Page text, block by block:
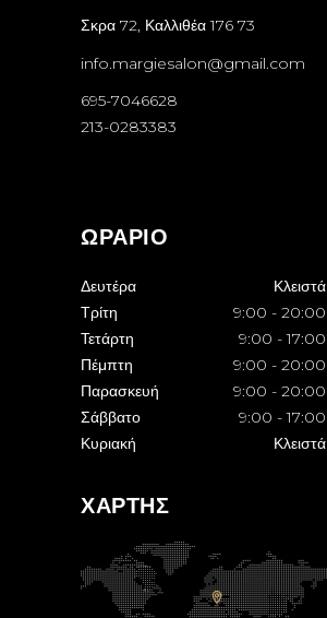
Σκρα 72, Καλλιθέα 176 73
info.margiesalon@gmail.com
695-7046628
213-0283383
ΩΡΑΡΙΟ
Δευτέρα
Κλειστά
Τρίτη
9:00 - 20:00
Τετάρτη
9:00 - 17:00
Πέμπτη
9:00 - 20:00
Παρασκευή
9:00 - 20:00
Σάββατο
9:00 - 17:00
Κυριακή
Κλειστά
ΧΑΡΤΗΣ